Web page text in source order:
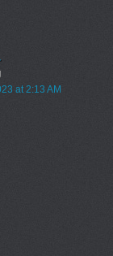
at 2:13 AM